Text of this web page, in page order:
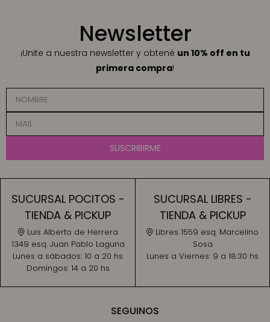
SEGUINOS
Newsletter
¡Unite a nuestra newsletter y obtené un 10% off en tu
primera compra!
SUSCRIBIRME
SUCURSAL POCITOS -
TIENDA & PICKUP
Luis Alberto de Herrera
1349 esq. Juan Pablo Laguna
Lunes a sábados: 10 a 20 hs
Domingos: 14 a 20 hs
SUCURSAL LIBRES -
TIENDA & PICKUP
Libres 1559 esq. Marcelino
Sosa
Lunes a Viernes: 9 a 18:30 hs